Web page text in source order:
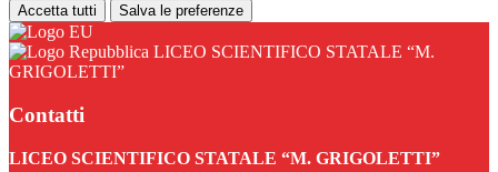
Accetta tutti Salva le preferenze
LICEO SCIENTIFICO STATALE “M.
GRIGOLETTI”
Contatti
LICEO SCIENTIFICO STATALE “M. GRIGOLETTI”